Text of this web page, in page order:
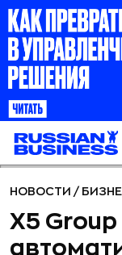
НОВОСТИ /
X5